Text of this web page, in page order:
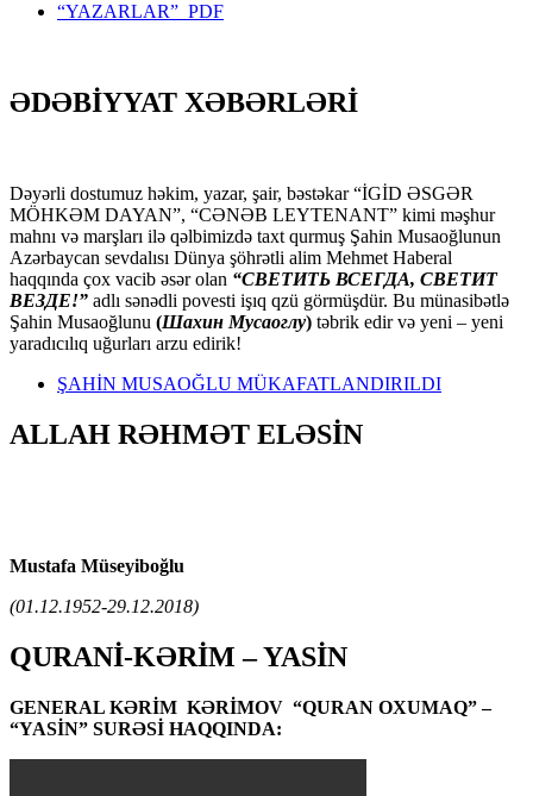
“YAZARLAR” PDF
ƏDƏBİYYAT XƏBƏRLƏRİ
Dəyərli dostumuz həkim, yazar, şair, bəstəkar “İGİD ƏSGƏR
MÖHKƏM DAYAN”, “CƏNƏB LEYTENANT” kimi məşhur
mahnı və marşları ilə qəlbimizdə taxt qurmuş Şahin Musaoğlunun
Azərbaycan sevdalısı Dünya şöhrətli alim Mehmet Haberal
haqqında çox vacib əsər olan “СВЕТИТЬ ВСЕГДА, СВЕТИТ
ВЕЗДЕ!” adlı sənədli povesti işıq qzü görmüşdür. Bu münasibətlə
Şahin Musaoğlunu (Шахин Мусаоглу) təbrik edir və yeni – yeni
yaradıcılıq uğurları arzu edirik!
ŞAHİN MUSAOĞLU MÜKAFATLANDIRILDI
ALLAH RƏHMƏT ELƏSİN
Mustafa Müseyiboğlu
(01.12.1952-29.12.2018)
QURANİ-KƏRİM – YASİN
GENERAL KƏRİM KƏRİMOV “QURAN OXUMAQ” –
“YASİN” SURƏSİ HAQQINDA: